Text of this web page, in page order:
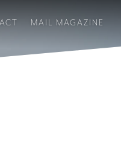
MAIL MAGAZINE